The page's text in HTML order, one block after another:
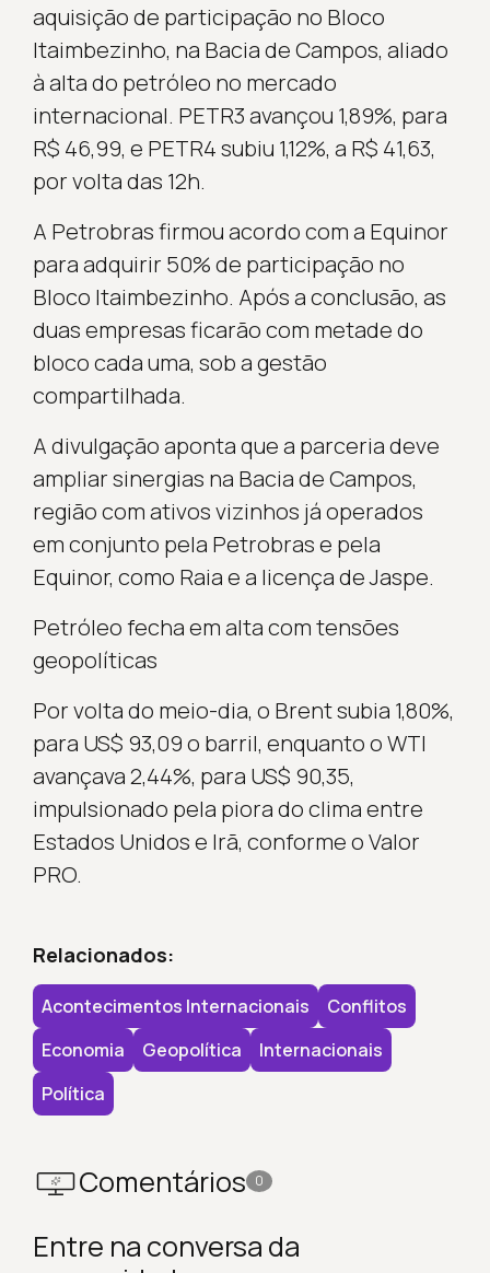
aquisição de participação no Bloco
Itaimbezinho, na Bacia de Campos, aliado
à alta do petróleo no mercado
internacional. PETR3 avançou 1,89%, para
R$ 46,99, e PETR4 subiu 1,12%, a R$ 41,63,
por volta das 12h.
A Petrobras firmou acordo com a Equinor
para adquirir 50% de participação no
Bloco Itaimbezinho. Após a conclusão, as
duas empresas ficarão com metade do
bloco cada uma, sob a gestão
compartilhada.
A divulgação aponta que a parceria deve
ampliar sinergias na Bacia de Campos,
região com ativos vizinhos já operados
em conjunto pela Petrobras e pela
Equinor, como Raia e a licença de Jaspe.
Petróleo fecha em alta com tensões
geopolíticas
Por volta do meio-dia, o Brent subia 1,80%,
para US$ 93,09 o barril, enquanto o WTI
avançava 2,44%, para US$ 90,35,
impulsionado pela piora do clima entre
Estados Unidos e Irã, conforme o Valor
PRO.
Relacionados:
Acontecimentos Internacionais
Conflitos
Economia
Geopolítica
Internacionais
Política
Comentários 0
Entre na conversa da